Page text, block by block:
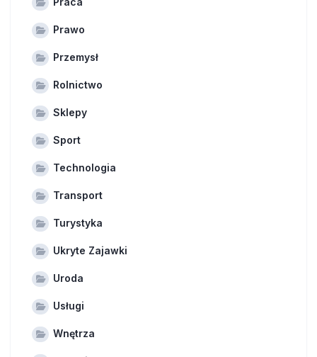
Prawo
Przemysł
Rolnictwo
Sklepy
Sport
Technologia
Transport
Turystyka
Ukryte Zajawki
Uroda
Usługi
Wnętrza